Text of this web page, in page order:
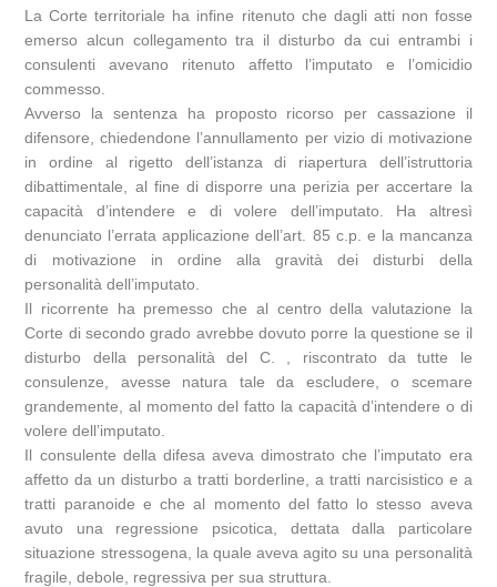
La Corte territoriale ha infine ritenuto che dagli atti non fosse
emerso alcun collegamento tra il disturbo da cui entrambi i
consulenti avevano ritenuto affetto l’imputato e l’omicidio
commesso.
Avverso la sentenza ha proposto ricorso per cassazione il
difensore, chiedendone l’annullamento per vizio di motivazione
in ordine al rigetto dell’istanza di riapertura dell’istruttoria
dibattimentale, al fine di disporre una perizia per accertare la
capacità d’intendere e di volere dell’imputato. Ha altresì
denunciato l’errata applicazione dell’art. 85 c.p. e la mancanza
di motivazione in ordine alla gravità dei disturbi della
personalità dell’imputato.
Il ricorrente ha premesso che al centro della valutazione la
Corte di secondo grado avrebbe dovuto porre la questione se il
disturbo della personalità del C. , riscontrato da tutte le
consulenze, avesse natura tale da escludere, o scemare
grandemente, al momento del fatto la capacità d’intendere o di
volere dell’imputato.
Il consulente della difesa aveva dimostrato che l’imputato era
affetto da un disturbo a tratti borderline, a tratti narcisistico e a
tratti paranoide e che al momento del fatto lo stesso aveva
avuto una regressione psicotica, dettata dalla particolare
situazione stressogena, la quale aveva agito su una personalità
fragile, debole, regressiva per sua struttura.